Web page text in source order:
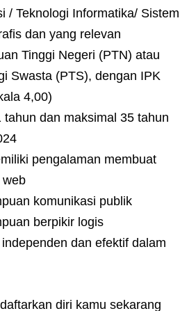
/ Teknologi Informatika/ Sistem
dan yang relevan
Tinggi Negeri (PTN) atau
Swasta (PTS), dengan IPK
4,00)
tahun dan maksimal 35 tahun
pengalaman membuat
web
komunikasi publik
berpikir logis
dan efektif dalam
diri kamu sekarang